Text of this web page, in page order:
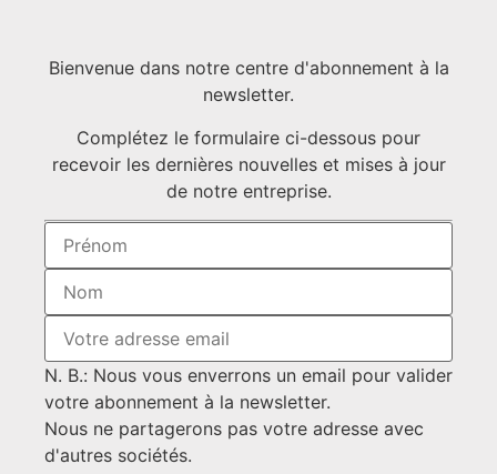
Bienvenue dans notre centre d'abonnement à la
newsletter.
Complétez le formulaire ci-dessous pour
recevoir les dernières nouvelles et mises à jour
de notre entreprise.
N. B.: Nous vous enverrons un email pour valider
votre abonnement à la newsletter.
Nous ne partagerons pas votre adresse avec
d'autres sociétés.